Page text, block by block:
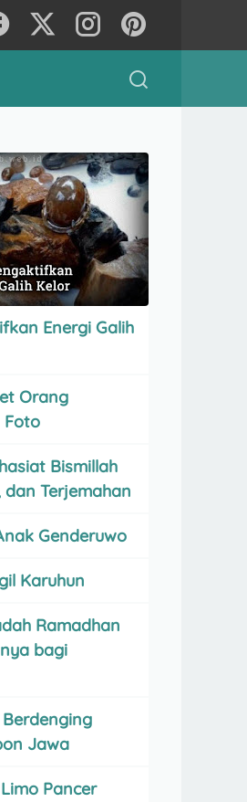
Energi Galih
Orang
Foto
Bismillah
Terjemahan
Genderuwo
Karuhun
Ramadhan
bagi
Jawa
Pancer